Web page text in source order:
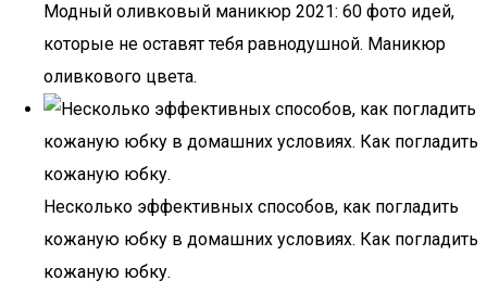
Модный оливковый маникюр 2021: 60 фото идей,
которые не оставят тебя равнодушной. Маникюр
оливкового цвета.
Несколько эффективных способов, как погладить
кожаную юбку в домашних условиях. Как погладить
кожаную юбку.